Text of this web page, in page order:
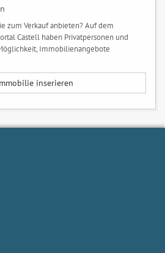
zum Verkauf anbieten? Auf dem
Castell haben Privatpersonen und
Immobilienangebote
inserieren